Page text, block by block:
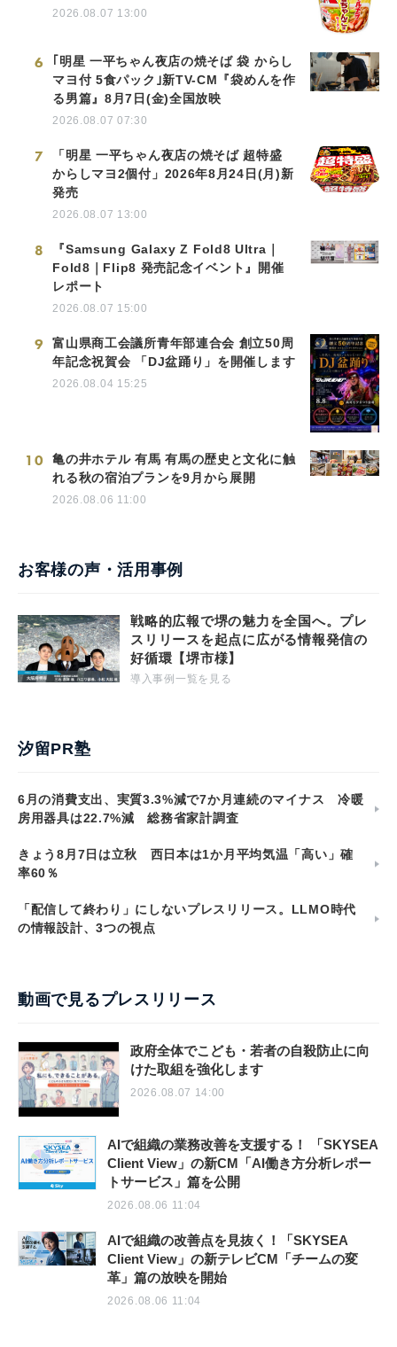
2026.08.07 13:00
6
｢明星 一平ちゃん夜店の焼そば 袋 からし
マヨ付 5食パック｣新TV-CM『袋めんを作
る男篇』8月7日(金)全国放映
2026.08.07 07:30
7
「明星 一平ちゃん夜店の焼そば 超特盛
からしマヨ2個付」2026年8月24日(月)新
発売
2026.08.07 13:00
8
『Samsung Galaxy Z Fold8 Ultra｜
Fold8｜Flip8 発売記念イベント』開催
レポート
2026.08.07 15:00
9
富山県商工会議所青年部連合会 創立50周
年記念祝賀会 「DJ盆踊り」を開催します
2026.08.04 15:25
10
亀の井ホテル 有馬 有馬の歴史と文化に触
れる秋の宿泊プランを9月から展開
2026.08.06 11:00
お客様の声・活用事例
戦略的広報で堺の魅力を全国へ。プレ
スリリースを起点に広がる情報発信の
好循環【堺市様】
導入事例一覧を見る
汐留PR塾
6月の消費支出、実質3.3%減で7か月連続のマイナス 冷暖
房用器具は22.7%減 総務省家計調査
きょう8月7日は立秋 西日本は1か月平均気温「高い」確
率60％
「配信して終わり」にしないプレスリリース。LLMO時代
の情報設計、3つの視点
動画で見るプレスリリース
政府全体でこども・若者の自殺防止に向
けた取組を強化します
2026.08.07 14:00
AIで組織の業務改善を支援する！ 「SKYSEA
Client View」の新CM「AI働き方分析レポー
トサービス」篇を公開
2026.08.06 11:04
AIで組織の改善点を見抜く！「SKYSEA
Client View」の新テレビCM「チームの変
革」篇の放映を開始
2026.08.06 11:04